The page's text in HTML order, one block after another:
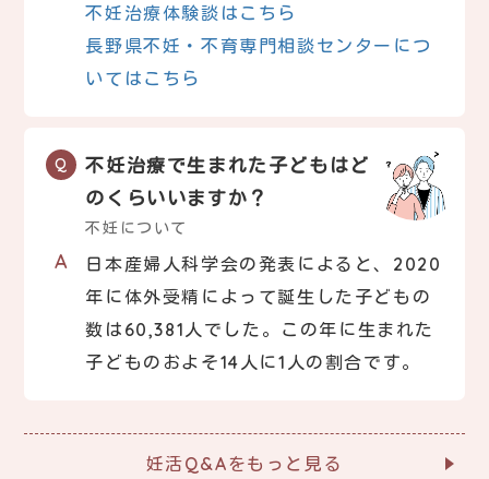
不妊治療体験談はこちら
長野県不妊・不育専門相談センターにつ
いてはこちら
不妊治療で生まれた子どもはど
のくらいいますか？
不妊について
日本産婦人科学会の発表によると、2020
年に体外受精によって誕生した子どもの
数は60,381人でした。この年に生まれた
子どものおよそ14人に1人の割合です。
妊活Q&Aをもっと見る